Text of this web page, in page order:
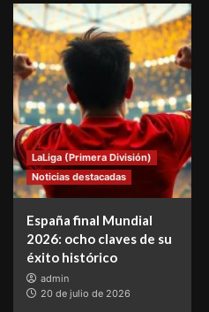
LaLiga (Primera División)
Noticias destacadas
España final Mundial
2026: ocho claves de su
éxito histórico
admin
20 de julio de 2026